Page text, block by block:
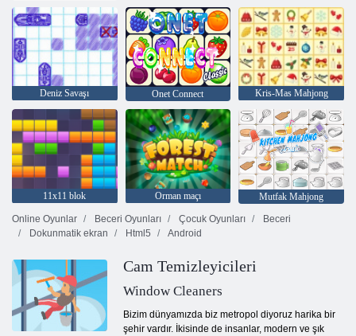
Deniz Savaşı Onet Connect Kris-Mas Mahjong
11x11 blok Orman maçı
Mutfak Mahjong
Online Oyunlar
Beceri Oyunları Çocuk Oyunları
Beceri
Dokunmatik ekran
Html5 Android
Cam Temizleyicileri
Window Cleaners
Bizim dünyamızda biz metropol diyoruz harika bir
şehir vardır. İkisinde de insanlar, modern ve şık